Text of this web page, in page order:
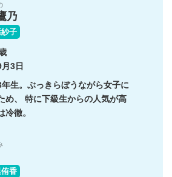
乃
子
3日
生。ぶっきらぼうながら女子に
め、 特に下級生からの人気が高
冷徹。
香